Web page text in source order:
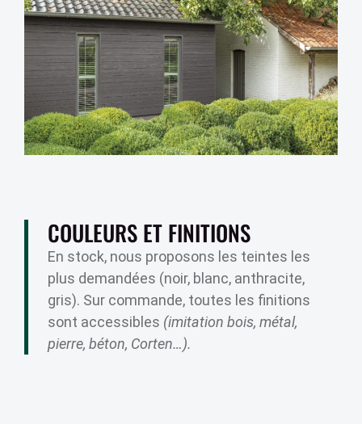
COULEURS ET FINITIONS
En stock, nous proposons les teintes les
plus demandées (noir, blanc, anthracite,
gris). Sur commande, toutes les finitions
sont accessibles (imitation bois, métal,
pierre, béton, Corten…).